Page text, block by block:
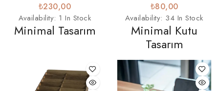
₺230,00
Availability: 1 In Stock
Minimal Tasarım
₺80,00
Availability: 34 In Stock
Minimal Kutu
Tasarım